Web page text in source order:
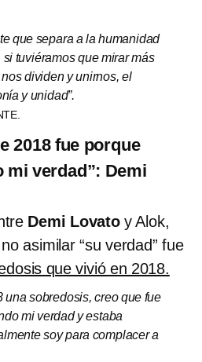
que separa a la humanidad
tuviéramos que mirar más
dividen y unirnos, el
y unidad”.
2018 fue porque
mi verdad”: Demi
Demi Lovatoy Alok,
asimilar “su verdad” fue
que vivió en 2018.
una sobredosis, creo que fue
mi verdad y estaba
soy para complacer a